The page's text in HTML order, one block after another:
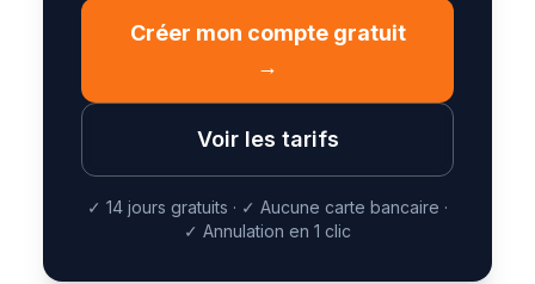
Créer mon compte gratuit
→
Voir les tarifs
✓ 14 jours gratuits · ✓ Aucune carte bancaire ·
✓ Annulation en 1 clic